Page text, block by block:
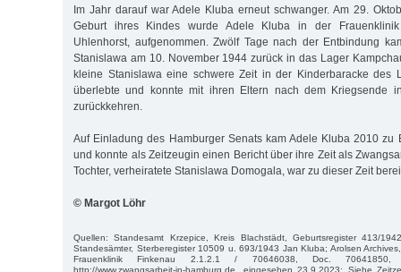
Im Jahr darauf war Adele Kluba erneut schwanger. Am 29.
Geburt ihres Kindes wurde Adele Kluba in der Frauenklinik
Uhlenhorst, aufgenommen. Zwölf Tage nach der Entbindung
Stanislawa am 10. November 1944 zurück in das Lager
kleine Stanislawa eine schwere Zeit in der Kinderbaracke des
überlebte und konnte mit ihren Eltern nach dem Kriegsende
zurückkehren.
Auf Einladung des Hamburger Senats kam Adele Kluba 2010 zu
und konnte als Zeitzeugin einen Bericht über ihre Zeit als
Tochter, verheiratete Stanislawa Domogala, war zu dieser Zeit
© Margot Löhr
Quellen: Standesamt Krzepice, Kreis Blachstädt, Geburtsregister 413/
Standesämter, Sterberegister 10509 u. 693/1943 Jan Kluba; Arolsen
Frauenklinik Finkenau 2.1.2.1 / 70646038, Doc. 70641850,
http://www.zwangsarbeit-in-hamburg.de, eingesehen 23.9.2023; Siehe